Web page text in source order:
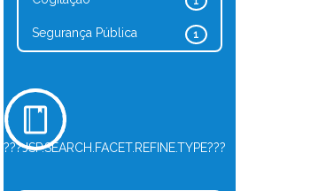
1
Segurança Pública
???JSP.SEARCH.FACET.REFINE.TYPE???